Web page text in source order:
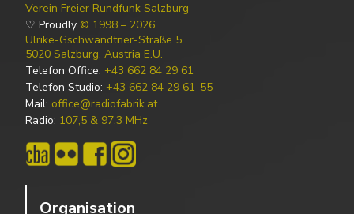
Verein Freier Rundfunk Salzburg
♡ Proudly © 1998 – 2026
Ulrike-Gschwandtner-Straße 5
5020 Salzburg, Austria E.U.
Telefon Office: +43 662 84 29 61
Telefon Studio: +43 662 84 29 61-55
Mail: office@radiofabrik.at
Radio: 107,5 & 97,3 MHz
Organisation